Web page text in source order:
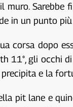
Sarebbe
in un punto
corsa dopo
11°, gli
e la
pit lane e